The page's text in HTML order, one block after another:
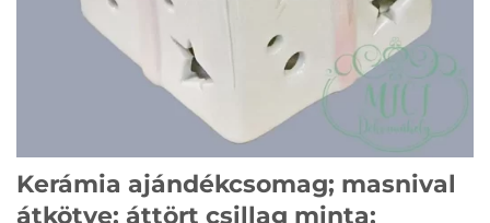
Kerámia ajándékcsomag; masnival
átkötve; áttört csillag minta;